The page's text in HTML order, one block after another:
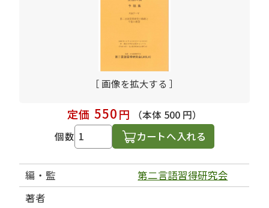
［ 画像を拡大する ］
定価 550円
（本体 500 円）
個数
カートへ入れる
編・監
第二言語習得研究会
著者